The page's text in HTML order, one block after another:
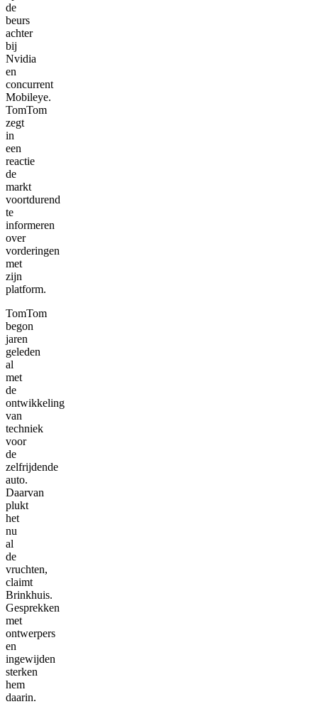
de
beurs
achter
bij
Nvidia
en
concurrent
Mobileye.
TomTom
zegt
in
een
reactie
de
markt
voortdurend
te
informeren
over
vorderingen
met
zijn
platform.
TomTom
begon
jaren
geleden
al
met
de
ontwikkeling
van
techniek
voor
de
zelfrijdende
auto.
Daarvan
plukt
het
nu
al
de
vruchten,
claimt
Brinkhuis.
Gesprekken
met
ontwerpers
en
ingewijden
sterken
hem
daarin.